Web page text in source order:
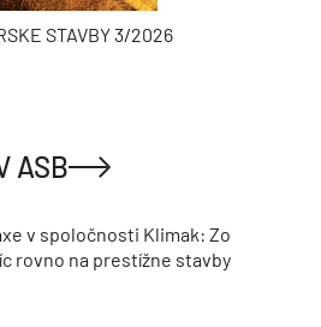
STAVBY 3/2026
ASB
v spoločnosti Klimak: Zo
rovno na prestížne stavby